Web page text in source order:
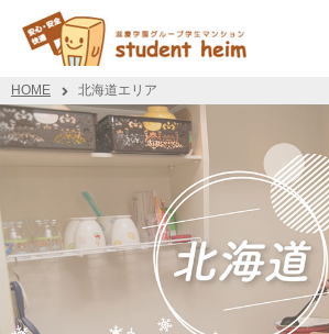
HOME 北海道エリア